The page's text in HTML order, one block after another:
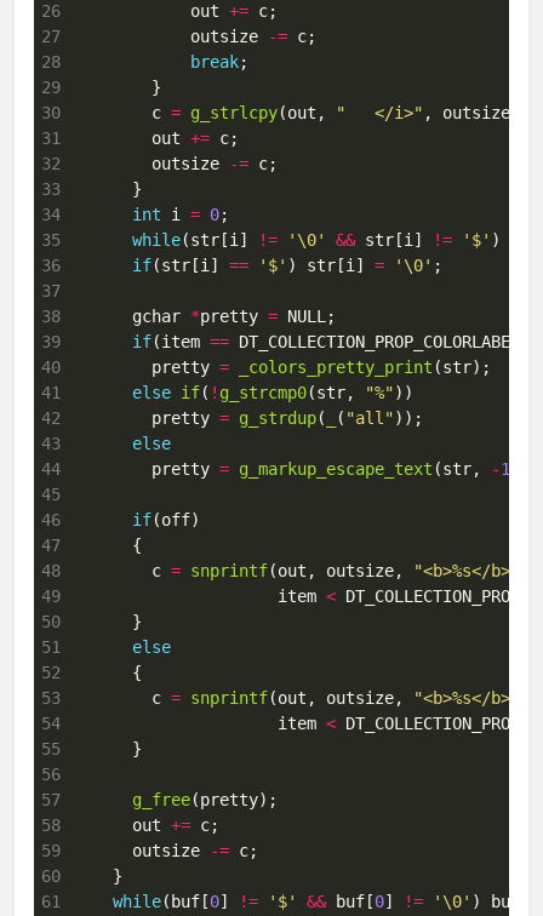
26
            out
+=
27
            outsize
-=
28
break
29
30
        c
= g_strlcpy(out, "   </i>"
31
        out
+=
32
        outsize
-=
33
34
int i = 0
35
while(str[i] != '\0' && str[i] != '$' ) i
36
if(str[i] == '$' ) str[i] = '\0'
37
38
      gchar
*pretty =
39
if(item ==
40
        pretty
= _colors_pretty_print
41
else if( ! g_strcmp0(str, "%"
42
        pretty
= g_strdup( ( "all"
43
else
44
        pretty
= g_markup_escape_text (str, -1
45
46
if
47
48
        c
= snprintf(out, outsize,
"<b>%s</b>%s
49
                     item
<
50
51
else
52
53
        c
= snprintf(out, outsize,
"<b>%s</b>
54
                     item
<
55
56
57
g_free
58
      out
+=
59
      outsize
-=
60
61
while(buf[0] != '$' && buf[0] != '\0' ) buf